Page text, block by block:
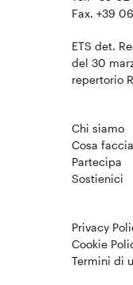
Fax. +39
ETS det.
del 30
repertorio
Chi siamo
Cosa
Partecipa
Sostienici
Privacy
Cookie
Termini di